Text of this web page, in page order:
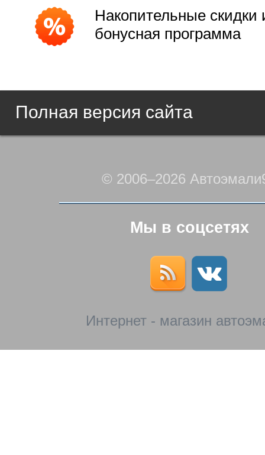
Накопительные скидки
бонусная программа
Полная версия сайта
© 2006–2026
Мы в соцсетях
Интернет - магазин